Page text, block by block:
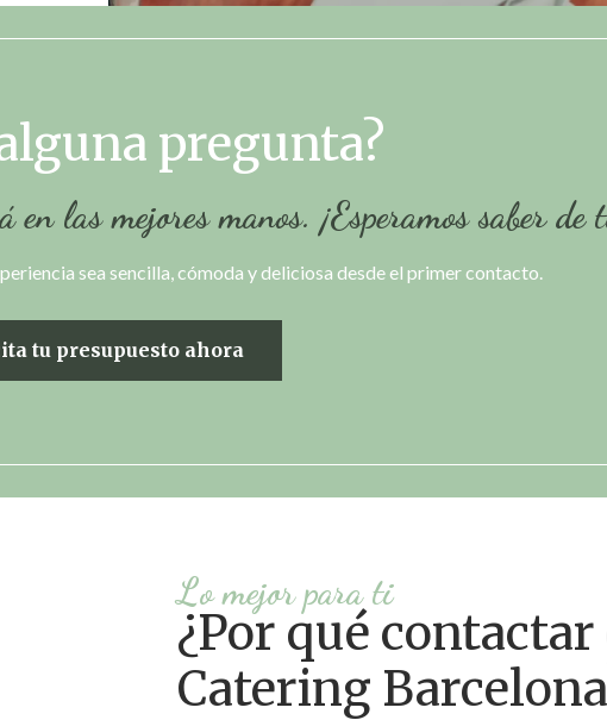
pregunta?
las mejores manos. ¡Esperamos saber de
sea sencilla, cómoda y deliciosa desde el primer contacto.
tu presupuesto ahora
Lo mejor para ti
¿Por qué contactar
Catering